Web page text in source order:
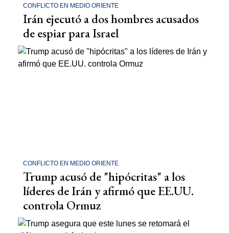
CONFLICTO EN MEDIO ORIENTE
Irán ejecutó a dos hombres acusados
de espiar para Israel
CONFLICTO EN MEDIO ORIENTE
Trump acusó de "hipócritas" a los
líderes de Irán y afirmó que EE.UU.
controla Ormuz